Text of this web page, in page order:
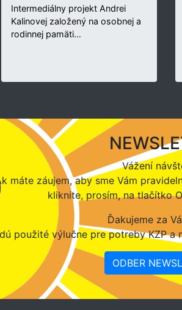
Intermediálny projekt Andrei
Kalinovej založený na osobnej a
rodinnej pamäti…
Vážení
máte záujem, aby sme Vám
kliknite, prosím, na tlačítko
Ďakujeme za
použité výlučne pre potreby KZP
ODBER